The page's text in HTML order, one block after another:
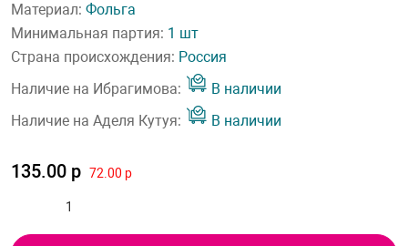
Материал: Фольга
Минимальная партия: 1 шт
Страна происхождения: Россия
Наличие на Ибрагимова:
В наличии
Наличие на Аделя Кутуя:
В наличии
135.00 р 72.00 р